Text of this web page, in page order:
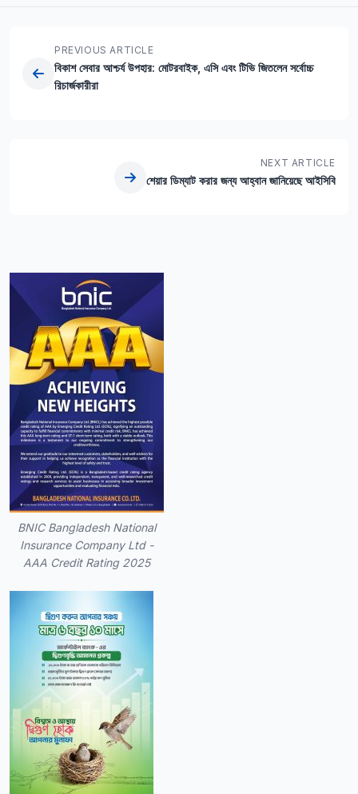
PREVIOUS ARTICLE
বিকাশ সেবার আশ্চর্য উপহার: মোটরবাইক, এসি এবং টিভি জিতলেন সর্বোচ্চ
রিচার্জকারীরা
NEXT ARTICLE
শেয়ার ডিম্যাট করার জন্য আহ্বান জানিয়েছে আইসিবি
BNIC Bangladesh National
Insurance Company Ltd -
AAA Credit Rating 2025